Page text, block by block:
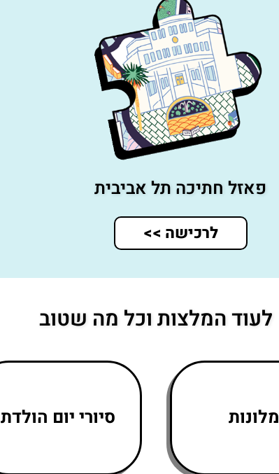
פאזל חתיכה תל אביבית
לרכישה >>
לעוד המלצות וכל מה שטוב
מלונות סיורי יום הולדת